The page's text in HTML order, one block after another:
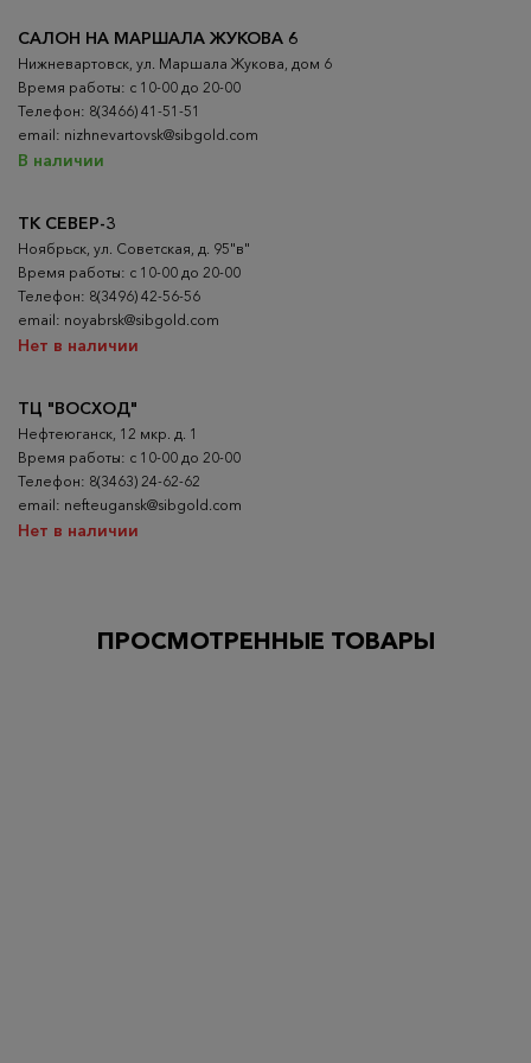
ТК СЕВЕР-3
Ноябрьск, ул. Советская, д. 95"в"
Время работы: с 10-00 до 20-00
Телефон: 8(3496) 42-56-56
email: noyabrsk@sibgold.com
Нет в наличии
ТЦ "ВОСХОД"
Нефтеюганск, 12 мкр. д. 1
Время работы: с 10-00 до 20-00
Телефон: 8(3463) 24-62-62
email: nefteugansk@sibgold.com
Нет в наличии
САЛОН НА МАРШАЛА ЖУКОВА 6
Нижневартовск, ул. Маршала Жукова, дом 6
Время работы: с 10-00 до 20-00
Телефон: 8(3466) 41-51-51
email: nizhnevartovsk@sibgold.com
В наличии
ПРОСМОТРЕННЫЕ ТОВАРЫ